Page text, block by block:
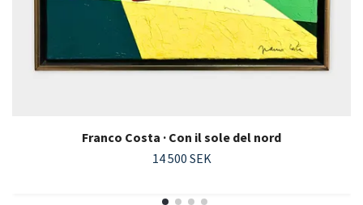
Franco Costa · Con il sole del nord
14 500 SEK